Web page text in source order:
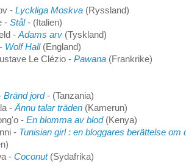
- Lyckliga Moskva (Ryssland)
- Stål- (Italien)
-Adams arv (Tyskland)
Wolf Hall(England)
Le Clézio - Pawana (Frankrike)
Bränd jord- (Tanzania)
-Ännu talar träden (Kamerun)
- En blomma av blod(Kenya)
- Tunisian girl : en bloggares berättelse om
- Coconut(Sydafrika)